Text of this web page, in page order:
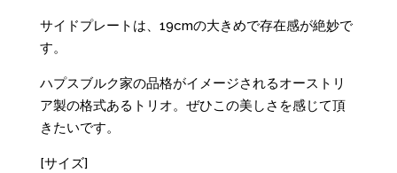
サイドプレートは、19cmの大きめで存在感が絶妙で
す。
ハプスブルク家の品格がイメージされるオーストリ
ア製の格式あるトリオ。ぜひこの美しさを感じて頂
きたいです。
[サイズ]